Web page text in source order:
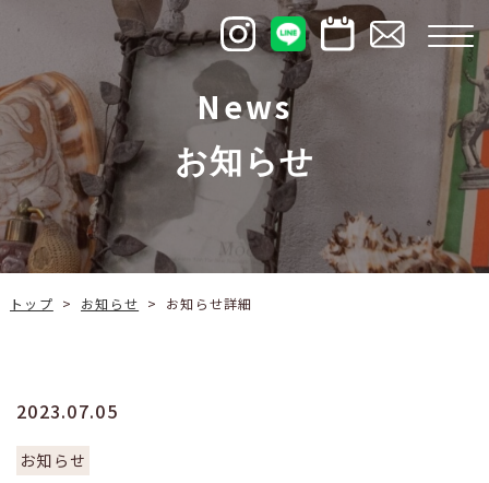
News
お知らせ
トップ > お知らせ > お知らせ詳細
2023.07.05
お知らせ